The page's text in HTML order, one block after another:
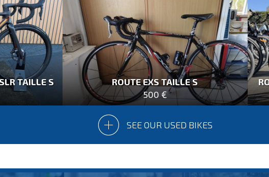
TAILLE S
ROUTE EXS TAILLE S
500 €
SEE OUR USED BIKES